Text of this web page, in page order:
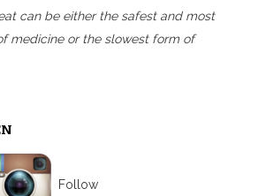
can be either the safest and most
medicine or the slowest form of
Follow